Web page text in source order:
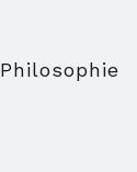
Philosophie